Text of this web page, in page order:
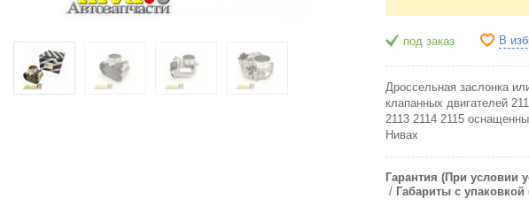
под заказ В
Дроссельная заслонка
клапанных двигателей
2113 2114 2115
Нивах
Гарантия (При условии
Габариты с